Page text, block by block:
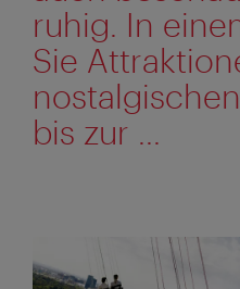
ruhig. In
Sie
bis zur ...